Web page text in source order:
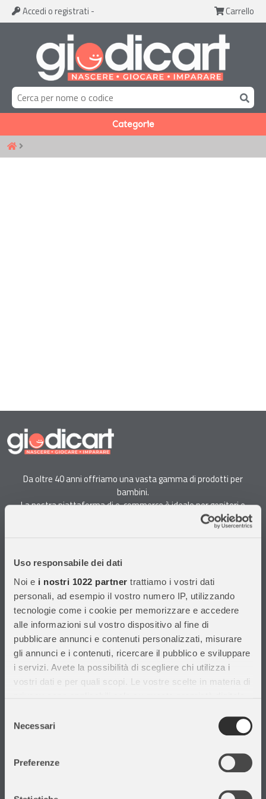
Uso responsabile dei dati
Noi e i nostri 1022 partner trattiamo i vostri dati
personali, ad esempio il vostro numero IP, utilizzando
tecnologie come i cookie per memorizzare e accedere
alle informazioni sul vostro dispositivo al fine di
pubblicare annunci e contenuti personalizzati, misurare
gli annunci e i contenuti, ricercare il pubblico e sviluppare
i servizi. Avete la possibilità di scegliere chi utilizza i
vostri dati e per quali scopi. Le vostre scelte in materia di
modificare o revocare il proprio consenso in qualsiasi
momento dalla Dichiarazione sui cookie o facendo clic
delNecessari
Preferenze
Accedi o registrati - Carrello
Categorie
Da oltre 40 anni offriamo una vasta gamma di prodotti per
bambini.
La nostra piattaforma di e-commerce è ideale per genitori e
specialisti alla ricerca di giocattoli, articoli per l'infanzia, cancelleria e
soddisfare le esigenze dei clienti.
Informazioni
Assistenza Clienti
Chi siamo
Privacy Policy
Cataloghi
Volantini